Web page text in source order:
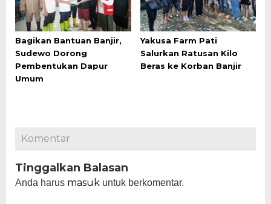
Bagikan Bantuan Banjir,
Sudewo Dorong
Pembentukan Dapur
Umum
Yakusa Farm Pati
Salurkan Ratusan Kilo
Beras ke Korban Banjir
Komentar
Tinggalkan Balasan
Anda harus masuk untuk berkomentar.